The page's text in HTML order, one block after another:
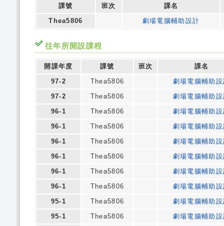
課號 班次
課名
Thea5806
劇場電腦輔助設計
往年所開設課程
開課年度 課號 班次
課名
97-2
Thea5806
劇場電腦輔助
97-2
Thea5806
劇場電腦輔助
96-1
Thea5806
劇場電腦輔助
96-1
Thea5806
劇場電腦輔助
96-1
Thea5806
劇場電腦輔助
96-1
Thea5806
劇場電腦輔助
96-1
Thea5806
劇場電腦輔助
96-1
Thea5806
劇場電腦輔助
95-1
Thea5806
劇場電腦輔助
95-1
Thea5806
劇場電腦輔助